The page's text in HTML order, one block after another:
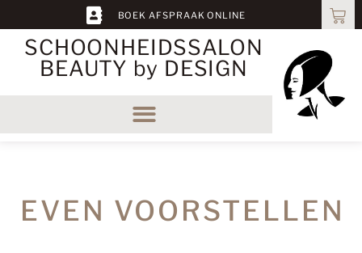
BOEK AFSPRAAK ONLINE
SCHOONHEIDS­SALON
BEAUTY by DESIGN
EVEN VOORSTELLEN